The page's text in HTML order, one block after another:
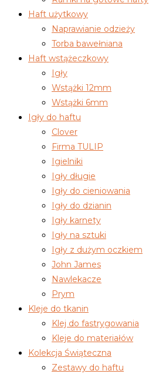
Haft użytkowy
Naprawianie odzieży
Torba bawełniana
Haft wstążeczkowy
Igły
Wstążki 12mm
Wstążki 6mm
Igły do haftu
Clover
Firma TULIP
Igielniki
Igły długie
Igły do cieniowania
Igły do dzianin
Igły karnety
Igły na sztuki
Igły z dużym oczkiem
John James
Nawlekacze
Prym
Kleje do tkanin
Klej do fastrygowania
Kleje do materiałów
Kolekcja Świąteczna
Zestawy do haftu